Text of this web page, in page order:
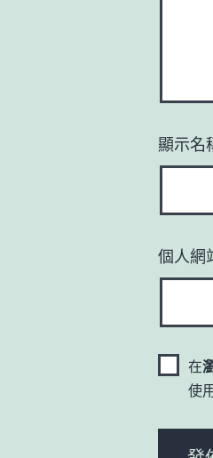
顯示名
個人網
在
使